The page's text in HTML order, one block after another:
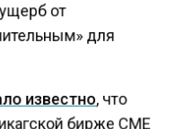
от
для
известно, что
бирже CME